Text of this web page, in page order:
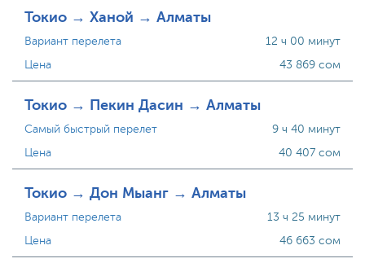
Токио → Ханой → Алматы
Вариант перелета
Цена
12 ч 00 минут
43 869 сом
Токио → Пекин Дасин → Алматы
Самый быстрый перелет
Цена
9 ч 40 минут
40 407 сом
Токио → Дон Мыанг → Алматы
Вариант перелета
Цена
13 ч 25 минут
46 663 сом